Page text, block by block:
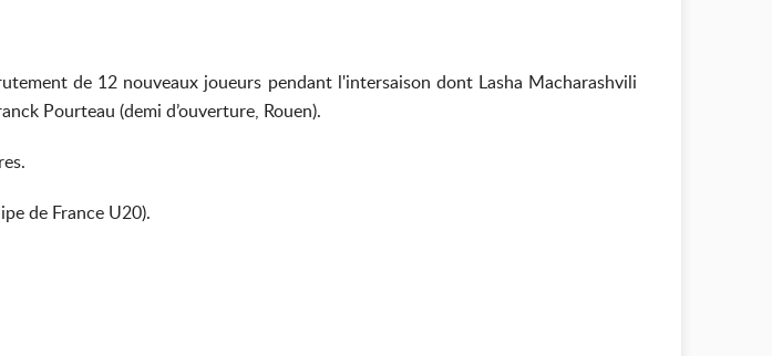
de 12 nouveaux joueurs pendant l'intersaison dont Lasha Macharashvili
Pourteau (demi d’ouverture, Rouen).
de France U20).